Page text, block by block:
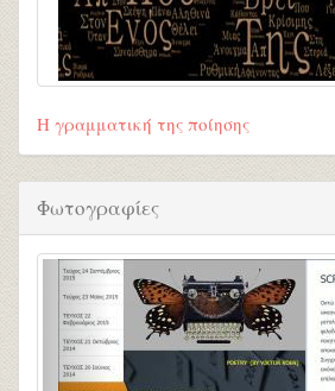
Η γραμματική της ποίησης
Φωτογραφίες